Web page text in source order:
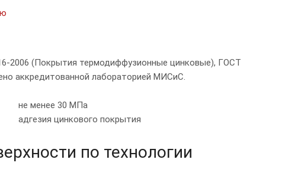
2006 (Покрытия термодиффузионные цинковые), ГОСТ
аккредитованной лабораторией МИСиС.
не менее 30 МПа
адгезия цинкового покрытия
по технологии